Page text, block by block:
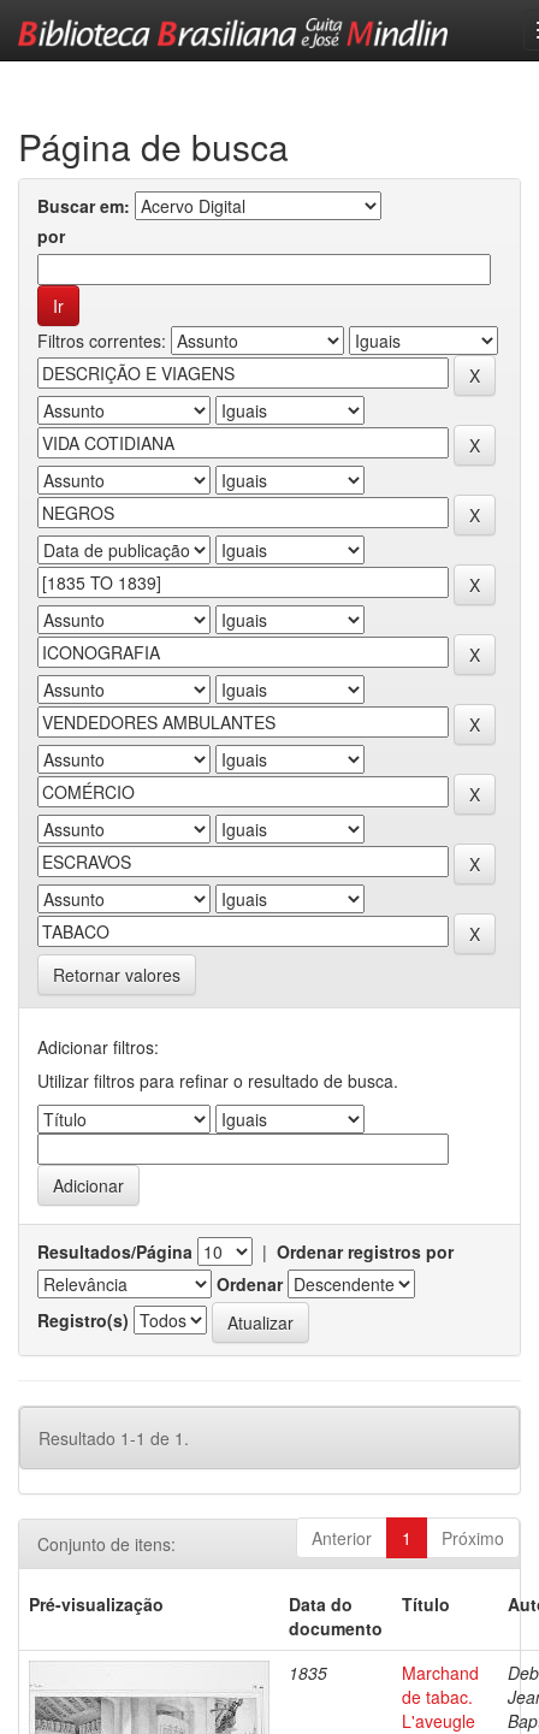
Página de busca
Buscar em:
por
Filtros correntes:
Retornar valores
Adicionar filtros:
Utilizar filtros para refinar o resultado de busca.
Resultados/Página | Ordenar registros por
Ordenar
Registro(s)
Resultado 1-1 de 1.
Anterior 1 Próximo
Conjunto de itens:
Pré-visualização
Data do
documento
Título
1835
Marchand
de tabac.
L'aveugle